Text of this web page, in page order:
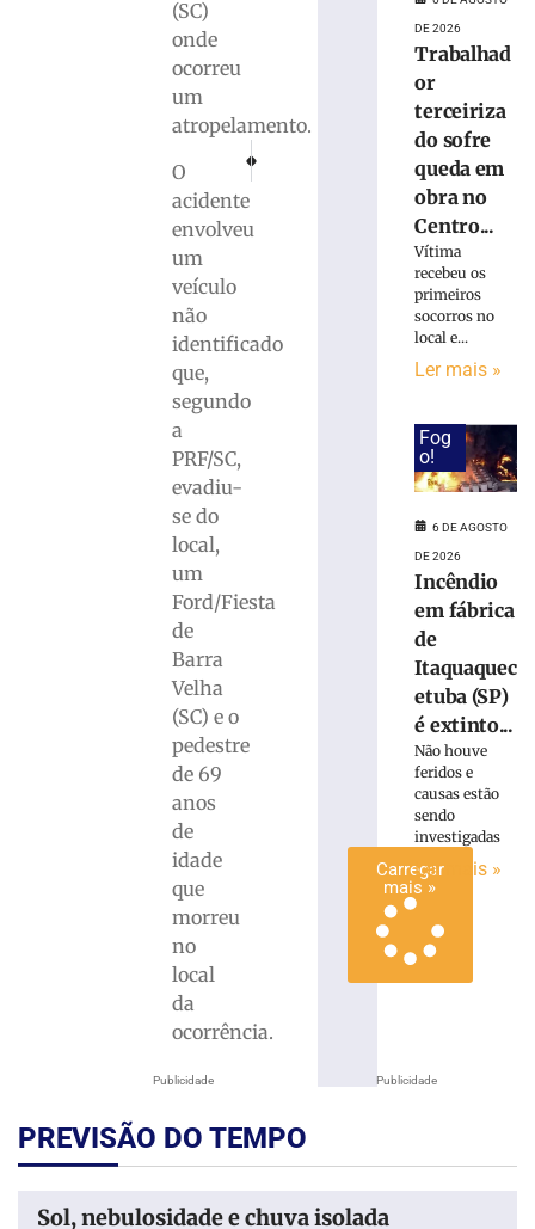
Publicidade
(SC)
onde
ocorreu
um
atropelamento.
O
acidente
envolveu
um
veículo
não
identificado
que,
segundo
a
PRF/SC,
evadiu-
se do
local,
um
Ford/Fiesta
de
Barra
Velha
(SC) e o
pedestre
de 69
anos
de
idade
que
morreu
no
local
da
ocorrência.
Núcleo de Tecnologia e Inovação
Flib reuniu diversos amantes da leitura durante
Havan
Brusque
Funcionária
ônibus
invadir
restaurante
margens
Papanduva
Carregar
mais »
Publicidade
DE 2026
Trabalhad
or
terceiriza
do sofre
queda em
obra no
Centro...
Vítima
recebeu os
primeiros
socorros no
local e...
Ler mais »
Fog
o!
6 DE AGOSTO
DE 2026
Incêndio
em fábrica
de
Itaquaquec
etuba (SP)
é extinto...
Não houve
feridos e
causas estão
sendo
investigadas
Ler mais »
PREVISÃO DO TEMPO
Sol, nebulosidade e chuva isolada